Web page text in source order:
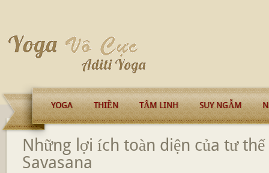
YOGA THIỀN TÂM LINH SUY NGẪM
Những lợi ích toàn diện của tư thế
Savasana